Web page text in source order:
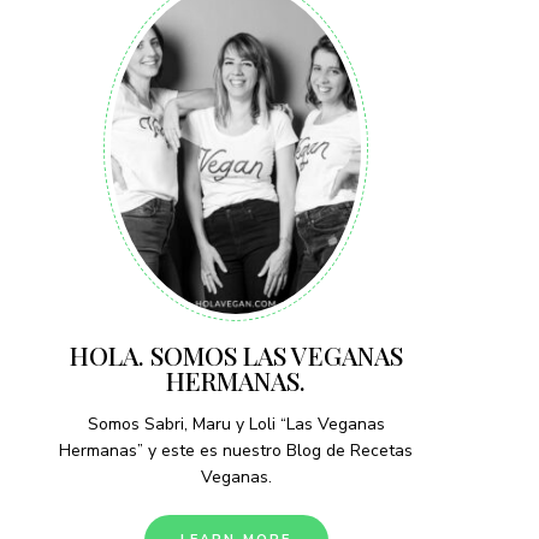
HOLA. SOMOS LAS VEGANAS
HERMANAS.
Somos Sabri, Maru y Loli “Las Veganas
Hermanas” y este es nuestro Blog de Recetas
Veganas.